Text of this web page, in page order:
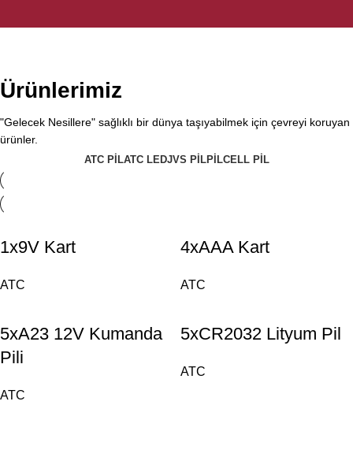
Ürünlerimiz
"Gelecek Nesillere" sağlıklı bir dünya taşıyabilmek için çevreyi koruyan
ürünler.
ATC PİLATC LEDJVS PİLPILCELL PIL
1x9V Kart
ATC
4xAAA Kart
ATC
5xA23 12V Kumanda
Pili
ATC
5xCR2032 Lityum Pil
ATC